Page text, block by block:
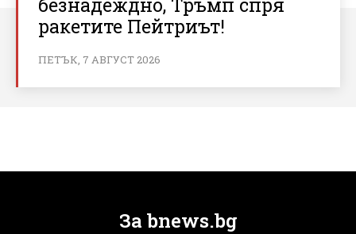
ракетите Пейтриът!
ПЕТЪК, 7 АВГУСТ 2026
За bnews.bg